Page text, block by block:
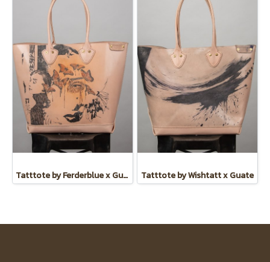
Tatttote by Ferderblue x Guate Tatttote by Wishtatt x Guate